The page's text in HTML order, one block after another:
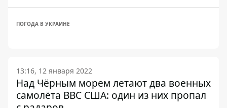
ПОГОДА В УКРАИНЕ
13:16, 12 января 2022
Над Чёрным морем летают два военных
самолёта ВВС США: один из них пропал